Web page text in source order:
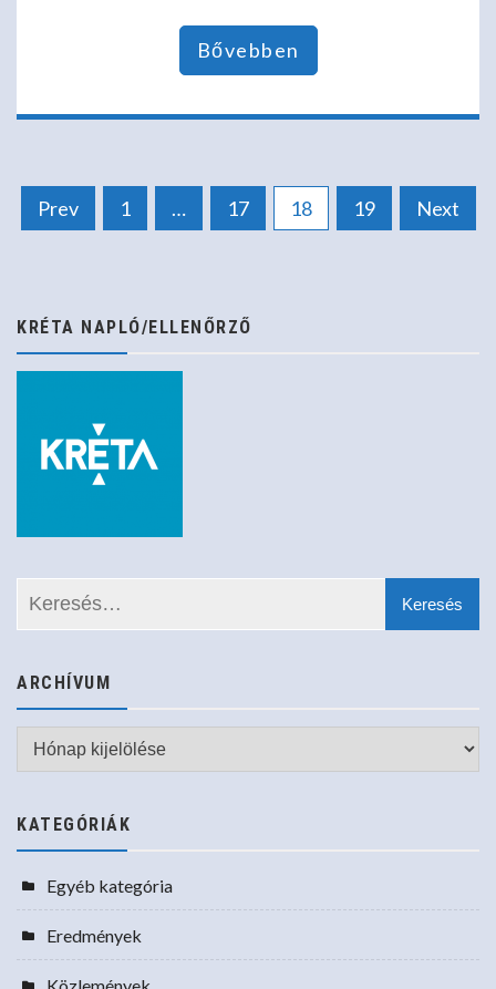
Bővebben
Bejegyzések
Prev 1 … 17 18 19 Next
KRÉTA NAPLÓ/ELLENŐRZŐ
ARCHÍVUM
Archívum
KATEGÓRIÁK
Egyéb kategória
Eredmények